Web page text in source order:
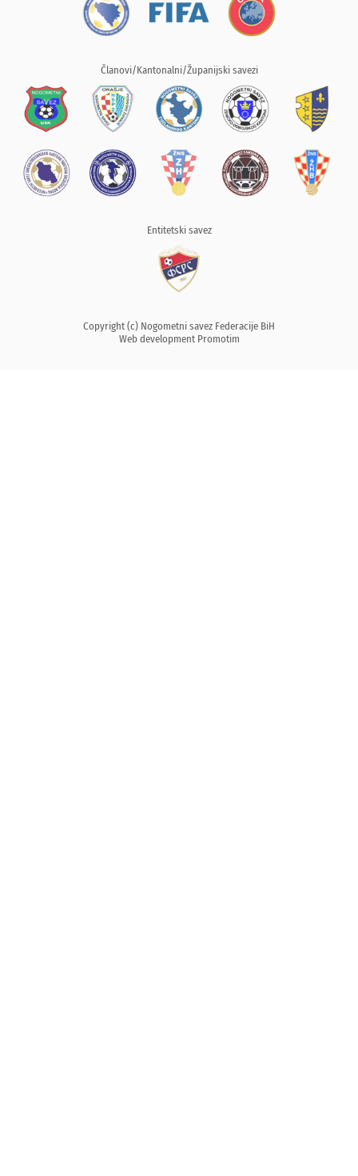
Članovi/Kantonalni/Županijski savezi
Entitetski savez
Copyright (c) Nogometni savez Federacije BiH
Web development Promotim